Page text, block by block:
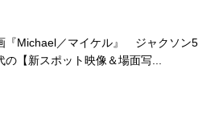
『Michael／マイケル』 ジャクソン5
の【新スポット映像＆場面写...